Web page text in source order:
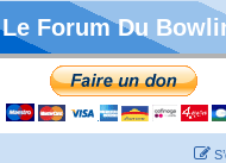
Le Forum Du